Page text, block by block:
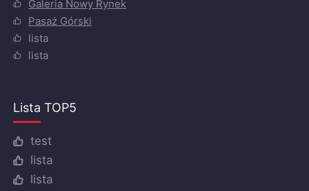
Galeria Nowy Rynek
Pasaż Górski
lista
lista
Lista TOP5
test
lista
lista